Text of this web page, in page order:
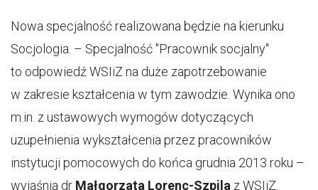
Nowa specjalność realizowana będzie na kierunku
Socjologia. – Specjalność "Pracownik socjalny"
to odpowiedź WSIiZ na duże zapotrzebowanie
w zakresie kształcenia w tym zawodzie. Wynika ono
m.in. z ustawowych wymogów dotyczących
uzupełnienia wykształcenia przez pracowników
instytucji pomocowych do końca grudnia 2013 roku –
wyjaśnia dr Małgorzata Lorenc-Szpila z WSIiZ.